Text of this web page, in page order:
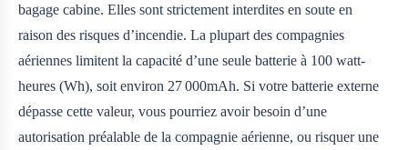
bagage cabine. Elles sont strictement interdites en soute en
raison des risques d’incendie. La plupart des compagnies
aériennes limitent la capacité d’une seule batterie à 100 watt-
heures (Wh), soit environ 27 000mAh. Si votre batterie externe
dépasse cette valeur, vous pourriez avoir besoin d’une
autorisation préalable de la compagnie aérienne, ou risquer une